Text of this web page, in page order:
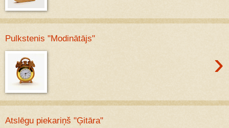
Pulkstenis "Modinātājs"
›
Atslēgu piekariņš "Ģitāra"